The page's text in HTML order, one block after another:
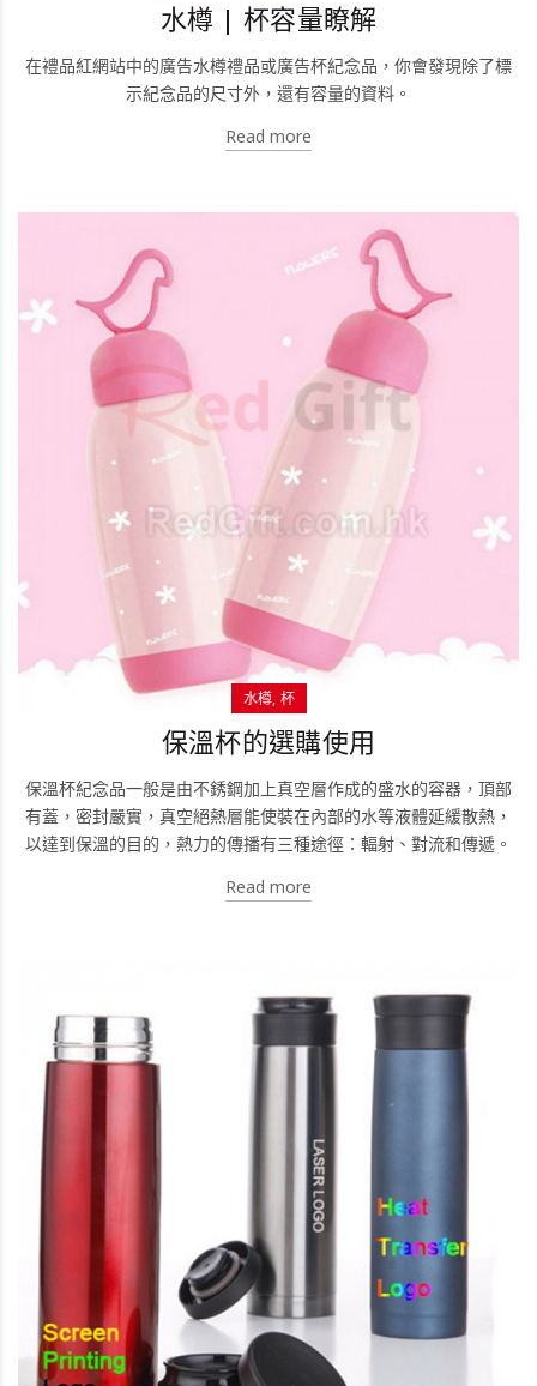
水樽 | 杯容量瞭解
在禮品紅網站中的廣告水樽禮品或廣告杯紀念品，你會發現除了標
示紀念品的尺寸外，還有容量的資料。
Read more
水樽 杯
保溫杯的選購使用
保溫杯紀念品一般是由不銹鋼加上真空層作成的盛水的容器，頂部
有蓋，密封嚴實，真空絕熱層能使裝在內部的水等液體延緩散熱，
以達到保溫的目的，熱力的傳播有三種途徑：輻射、對流和傳遞。
Read more